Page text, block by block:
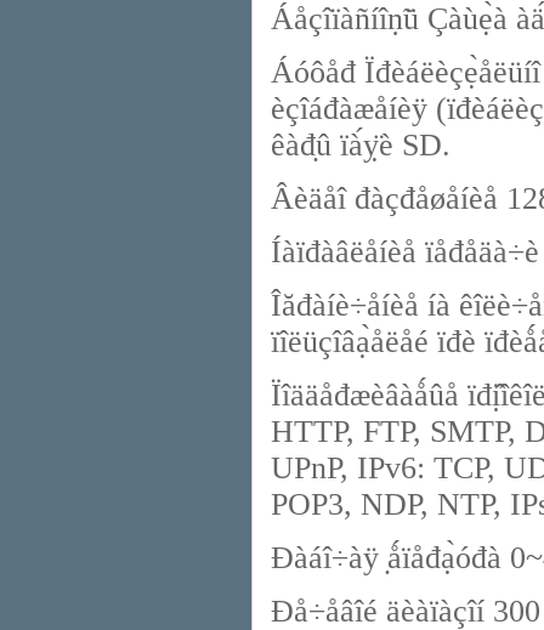
Áåçîïàñíîṇ̃ü Çàùẹ̀à
Áóôåđ
èçîáđàæåíèÿ
êàđ̣û ïà́ỵ̈è SD.
Âèäåî đàçđåøåíèå
Íàïđàâëåíèå
Îăđàíè÷åíèå íà
ïîëüçîâạ̀åëåé ïđè
Ïîääåđæèâàǻûå
HTTP, FTP, SMTP,
UPnP, IPv6: TCP,
POP3, NDP, NTP,
Đàáî÷àÿ ̣ǻïåđạ̀óđà
Đå÷åâîé äèàïàçîí